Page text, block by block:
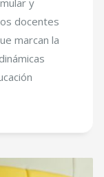
docentes
marcan la